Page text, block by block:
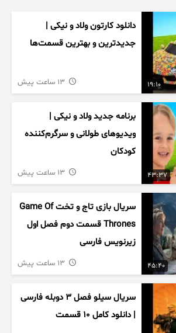
19:10
دانلود کارتون ولاد و نیکی |
جدیدترین و بهترین قسمت‌ها
43:37
برنامه جدید ولاد و نیکی |
ویدیوهای طولانی و سرگرم‌کننده
کودکان
45:40
سریال بازی تاج و تخت Game Of
Thrones قسمت دوم فصل اول
زیرنویس فارسی
سریال سیلو فصل ۳ دوبله فارسی
| دانلود کامل ۱۰ قسمت